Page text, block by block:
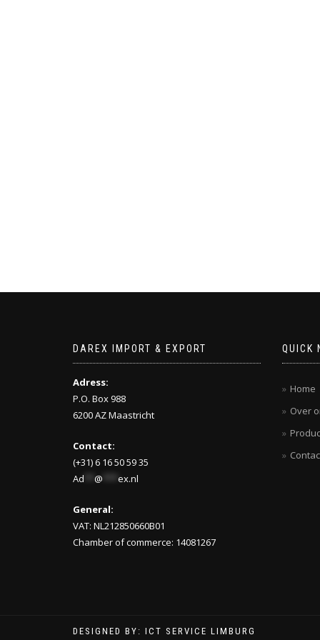
DAREX IMPORT & EXPORT
Adress:
P.O. Box 988
6200 AZ Maastricht
Contact:
(+31) 6 16 50 59 35
Ad
@ ex.nl
General:
VAT: NL212850660B01
Chamber of commerce: 14081267
QUICK
Home
Over
DESIGNED BY: ICT SERVICE LIMBURG